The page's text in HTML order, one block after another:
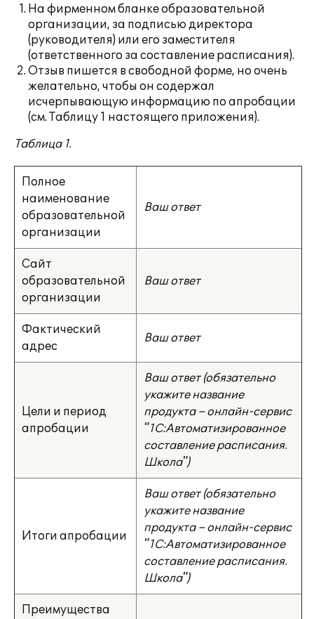
На фирменном бланке образовательной
организации, за подписью директора
(руководителя) или его заместителя
(ответственного за составление расписания).
Отзыв пишется в свободной форме, но очень
желательно, чтобы он содержал
исчерпывающую информацию по апробации
(см. Таблицу 1 настоящего приложения).
Таблица 1.
Полное
наименование
образовательной
организации
Ваш ответ
Сайт
образовательной
организации
Ваш ответ
Фактический
адрес
Ваш ответ
Цели и период
апробации
Ваш ответ (обязательно
укажите название
продукта – онлайн-сервис
"1С:Автоматизированное
составление расписания.
Школа")
Итоги апробации
Ваш ответ (обязательно
укажите название
продукта – онлайн-сервис
"1С:Автоматизированное
составление расписания.
Школа")
Преимущества